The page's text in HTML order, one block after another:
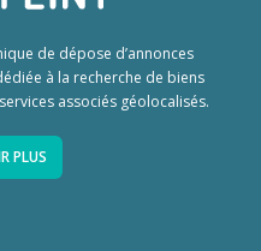
de dépose d’annonces
à la recherche de biens
associés géolocalisés.
PLUS